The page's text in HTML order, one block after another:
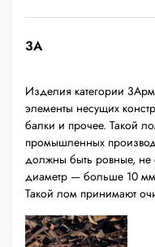
3А
Изделия категории
элементы несущих
балки и прочее. Такой
промышленных
должны быть ровные, не
диаметр — больше 10
Такой лом принимают